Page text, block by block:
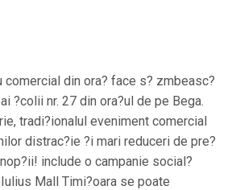
comercial din ora? face s? zmbeasc?
?colii nr. 27 din ora?ul de pe Bega.
tradi?ionalul eveniment comercial
distrac?ie ?i mari reduceri de pre?
include o campanie social?
Mall Timi?oara se poate